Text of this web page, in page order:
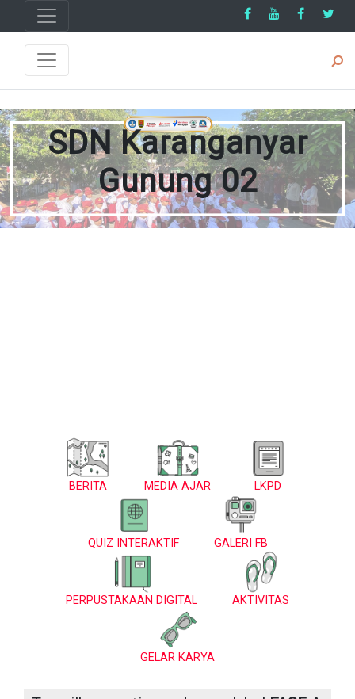
SDN Karanganyar
Gunung 02
BERITA MEDIA AJAR LKPD
QUIZ INTERAKTIF GALERI FB
PERPUSTAKAAN DIGITAL AKTIVITAS
GELAR KARYA